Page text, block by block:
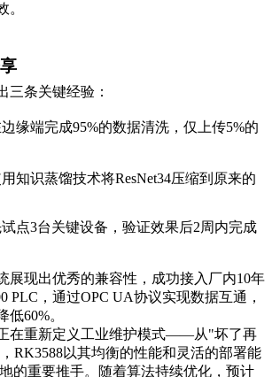
。
三条关键经验：
边缘端完成95%的数据清洗，仅上传5%的
知识蒸馏技术将ResNet34压缩到原来的
试点3台关键设备，验证效果后2周内完成
展现出优秀的兼容性，成功接入厂内10年
PLC，通过OPC UA协议实现数据互通，
60%。
在重新定义工业维护模式——从"坏了再
RK3588以其均衡的性能和灵活的部署能
的重要推手。随着算法持续优化，预计